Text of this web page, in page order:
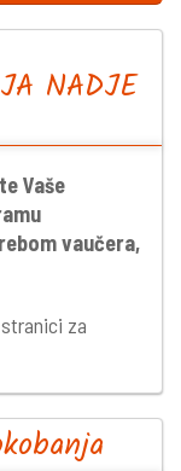
NADJE
Vaše
vaučera,
za